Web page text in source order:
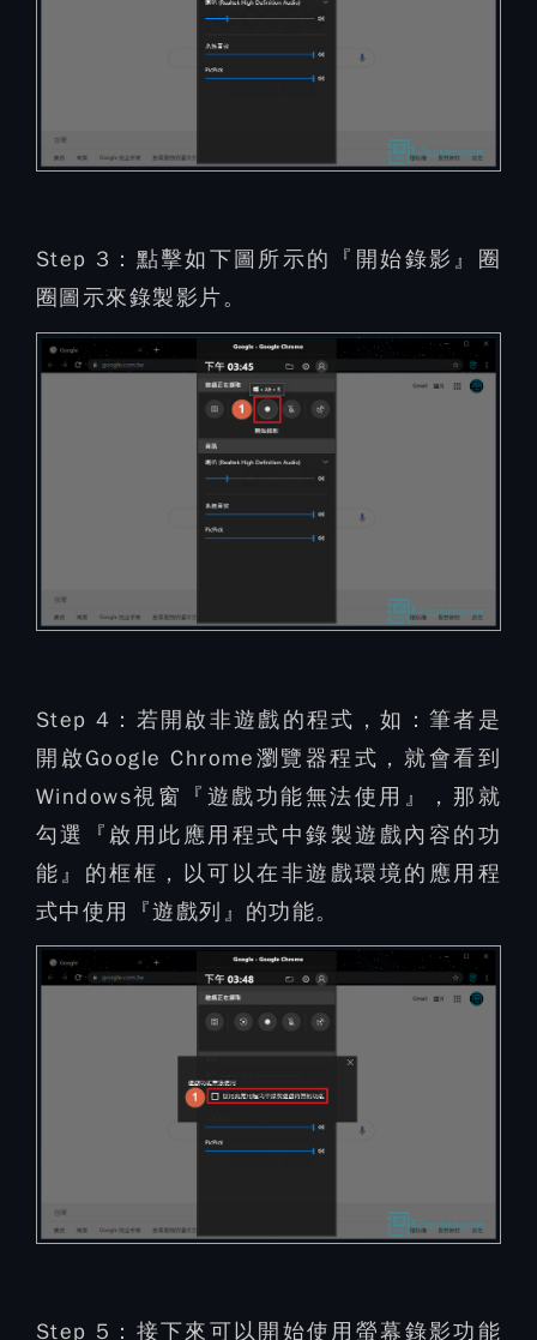
Step 3： 點擊如下圖所示的『開始錄影』圈
圈圖示來錄製影片。
Step 4： 若開啟非遊戲的程式，如：筆者是
開啟Google Chrome瀏覽器程式，就會看到
Windows視窗『遊戲功能無法使用』，那就
勾選『啟用此應用程式中錄製遊戲內容的功
能』的框框，以可以在非遊戲環境的應用程
式中使用『遊戲列』的功能。
Step 5： 接下來可以開始使用螢幕錄影功能